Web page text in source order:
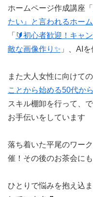
ホームページ作成講座「
たい』と言われるホー
「 🔰初心者歓迎！キャ
敵な画像作り✨ 」、AI
また大人女性に向けての
ことから始める50代か
スキル棚卸を行って、
お手伝いをしています
落ち着いた平尾のワー
催！その後のお茶会に
ひとりで悩みを抱え込